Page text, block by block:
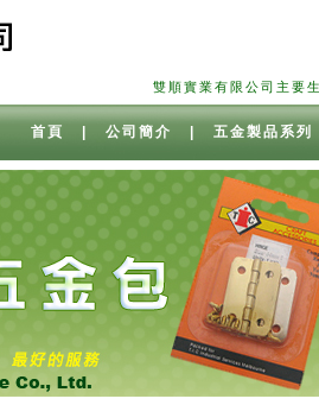
雙順實業有限公司主要生產
首頁 公司簡介 五金製品系列